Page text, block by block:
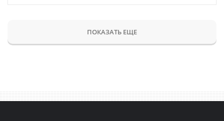
ПОКАЗАТЬ ЕЩЕ